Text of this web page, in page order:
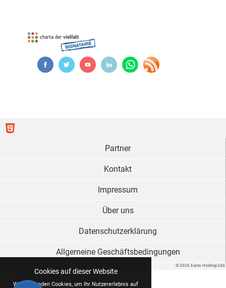
Cookies auf dieser Website
Wir verwenden Cookies, um Ihr Nutzererlebnis auf
© 2026 Eureo Holding SAS
Partner
Kontakt
Impressum
Über uns
Datenschutzerklärung
Allgemeine Geschäftsbedingungen